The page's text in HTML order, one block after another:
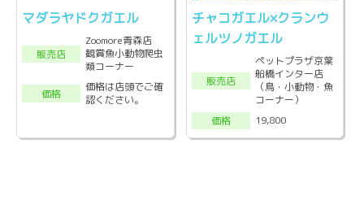
マダラヤドクガエル
販売店
Zoomore青森店
観賞魚小動物爬虫
類コーナー
価格
価格は店頭でご確
認ください。
チャコガエル×クランウ
ェルツノガエル
販売店
ペットプラザ京葉
船橋インター店
（鳥・小動物・魚
コーナー）
価格
19,800